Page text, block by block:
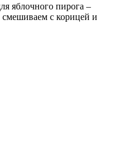
яблочного пирога –
с корицей и